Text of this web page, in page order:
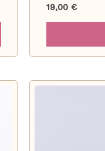
Dieses
weist
Varianten
19,00 €